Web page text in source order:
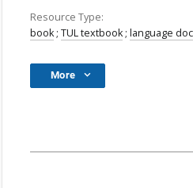
Resource Type:
book; TUL textbook; language
More